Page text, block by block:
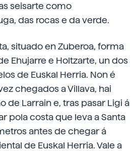
seisarte como
das rocas e da verde.
situado en Zuberoa, forma
Ehujarre e Holtzarte, un dos
de Euskal Herria. Non é
chegados a Villava, hai
de Larrain e, tras pasar Ligi á
pola costa que leva a Santa
antes de chegar á
de Euskal Herria. Vale a